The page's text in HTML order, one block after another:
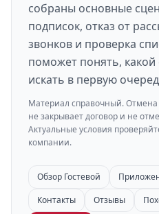
собраны основные
подписок, отказ от
звонков и проверка
поможет понять,
искать в первую
Материал справочный.
не закрывает договор и не
Актуальные условия
компании.
Обзор Гостевой
Контакты
Отзывы